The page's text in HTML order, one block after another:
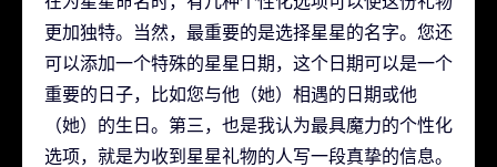
更加独特。当然，最重要的是选择星星的名字。您还
可以添加一个特殊的星星日期，这个日期可以是一个
重要的日子，比如您与他（她）相遇的日期或他
（她）的生日。第三，也是我认为最具魔力的个性化
选项，就是为收到星星礼物的人写一段真挚的信息。